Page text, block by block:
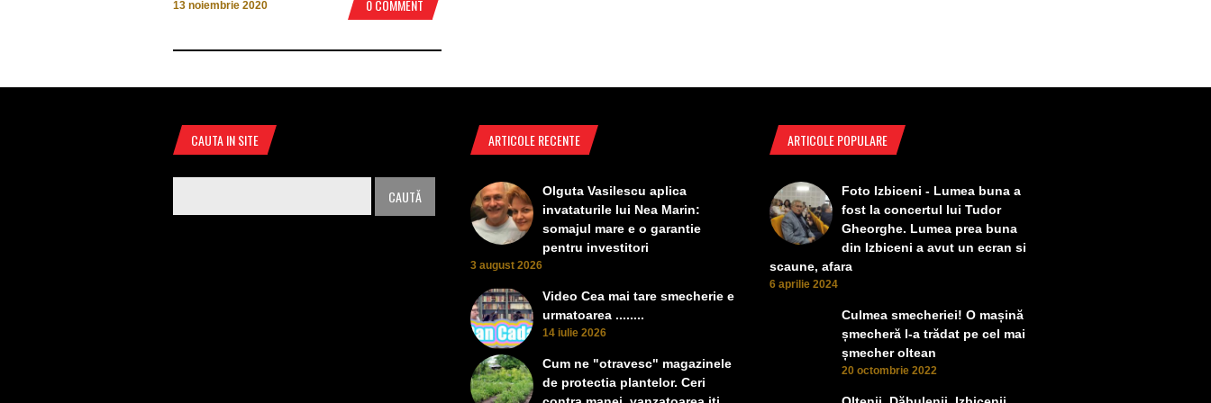
13 noiembrie 2020 0 COMMENT
CAUTA IN SITE ARTICOLE RECENTE
Olguta Vasilescu aplica
invataturile lui Nea Marin:
somajul mare e o garantie
pentru investitori
3 august 2026
Video Cea mai tare smecherie e
urmatoarea ........
14 iulie 2026
Cum ne "otravesc" magazinele
de protectia plantelor. Ceri
ARTICOLE POPULARE
Foto Izbiceni - Lumea buna a
fost la concertul lui Tudor
Gheorghe. Lumea prea buna
din Izbiceni a avut un ecran si
scaune, afara
6 aprilie 2024
Culmea smecheriei! O mașină
șmecheră l-a trădat pe cel mai
șmecher oltean
20 octombrie 2022